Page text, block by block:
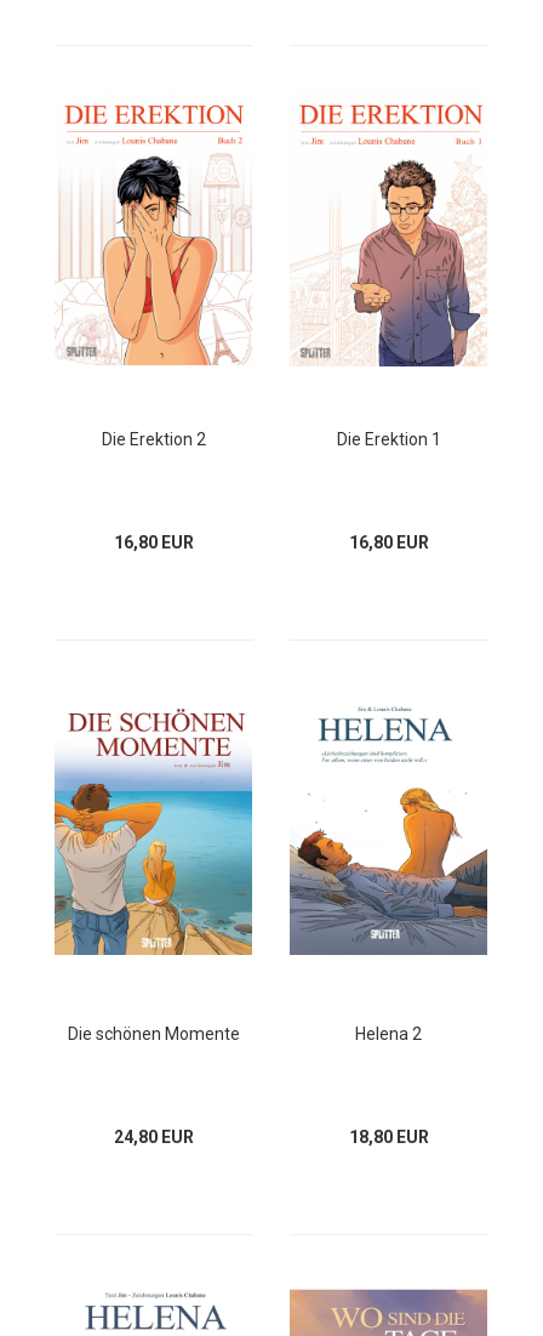
Die Erektion 2
16,80 EUR
Die Erektion 1
16,80 EUR
Die schönen Momente
24,80 EUR
Helena 2
18,80 EUR